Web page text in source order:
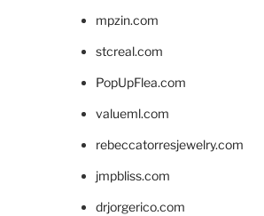
mpzin.com
stcreal.com
PopUpFlea.com
valueml.com
rebeccatorresjewelry.com
jmpbliss.com
drjorgerico.com